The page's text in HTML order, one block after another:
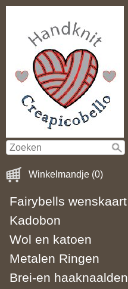
Winkelmandje (0)
Fairybells wenskaart
Kadobon
Wol en katoen
Metalen Ringen
Brei-en haaknaalden